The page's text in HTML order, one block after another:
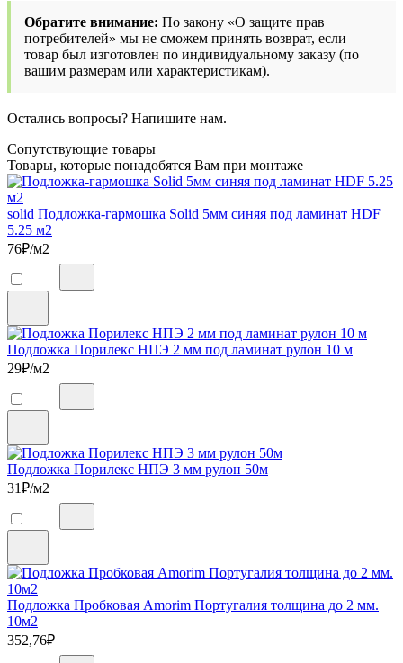
Обратите внимание: По закону «О защите прав
потребителей» мы не сможем принять возврат, если
товар был изготовлен по индивидуальному заказу (по
вашим размерам или характеристикам).
Остались вопросы? Напишите нам.
Сопутствующие товары
Товары, которые понадобятся Вам при монтаже
solid Подложка-гармошка Solid 5мм синяя под ламинат HDF
5.25 м2
76₽/м2
Подложка Порилекс НПЭ 2 мм под ламинат рулон 10 м
29₽/м2
Подложка Порилекс НПЭ 3 мм рулон 50м
31₽/м2
Подложка Пробковая Amorim Португалия толщина до 2 мм.
10м2
352,76₽